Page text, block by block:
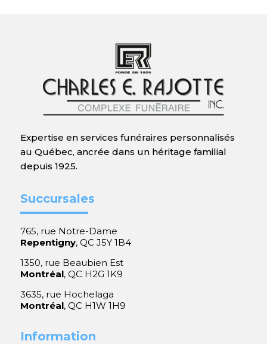
Expertise en services funéraires personnalisés
au Québec, ancrée dans un héritage familial
depuis 1925.
Succursales
765, rue Notre-Dame
Repentigny, QC J5Y 1B4
1350, rue Beaubien Est
Montréal, QC H2G 1K9
3635, rue Hochelaga
Montréal, QC H1W 1H9
Information